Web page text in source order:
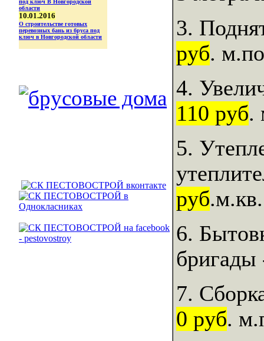
10.01.2016
О строительстве готовых
перевозных бань из бруса под
ключ в Новгородской области
3.
руб.
4.
110 руб.
5.
руб.м.кв.
6.
7.
0 руб.